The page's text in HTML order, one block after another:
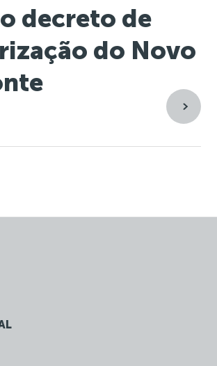
decreto de
do Novo